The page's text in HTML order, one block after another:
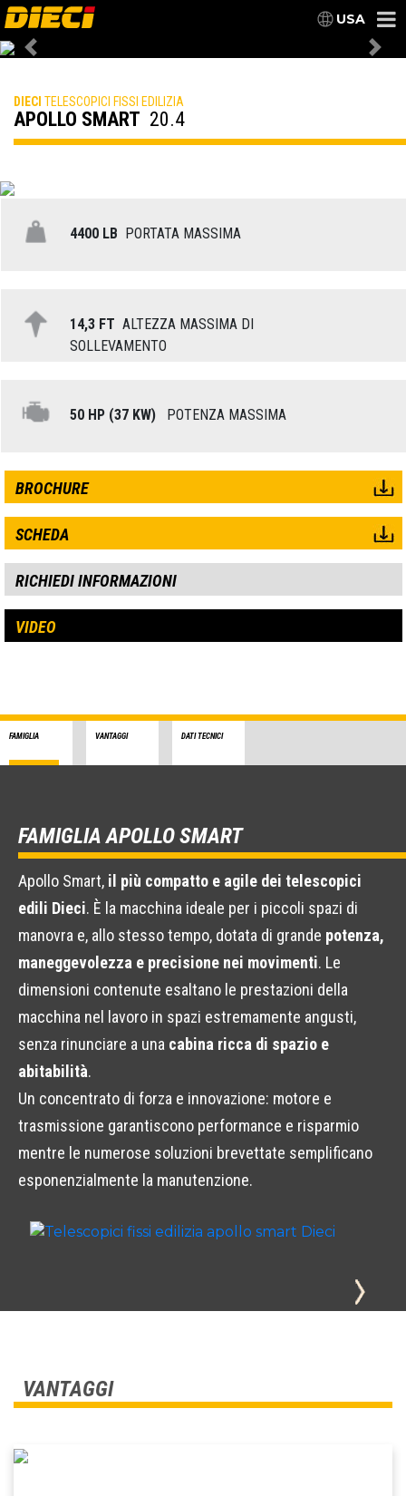
USA
Previous
DIECI TELESCOPICI FISSI EDILIZIA
APOLLO SMART 20.4
4400 LB PORTATA MASSIMA
14,3 FT ALTEZZA MASSIMA DI
SOLLEVAMENTO
50 HP (37 KW) POTENZA MASSIMA
BROCHURE
SCHEDA
RICHIEDI INFORMAZIONI
VIDEO
FAMIGLIA VANTAGGI DATI TECNICI
FAMIGLIA APOLLO SMART
Apollo Smart, il più compatto e agile dei telescopici
edili Dieci. È la macchina ideale per i piccoli spazi di
manovra e, allo stesso tempo, dotata di grande potenza,
maneggevolezza e precisione nei movimenti. Le
dimensioni contenute esaltano le prestazioni della
macchina nel lavoro in spazi estremamente angusti,
senza rinunciare a una cabina ricca di spazio e
abitabilità.
Un concentrato di forza e innovazione: motore e
trasmissione garantiscono performance e risparmio
mentre le numerose soluzioni brevettate semplificano
esponenzialmente la manutenzione.
VANTAGGI